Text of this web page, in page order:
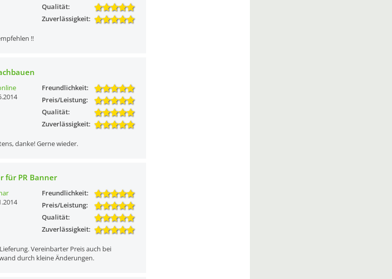
Qualität:
Zuverlässigkeit:
!!
Freundlichkeit:
Preis/Leistung:
Qualität:
Zuverlässigkeit:
danke! Gerne wieder.
für PR Banner
Freundlichkeit:
Preis/Leistung:
Qualität:
Zuverlässigkeit:
Vereinbarter Preis auch bei
durch kleine Änderungen.